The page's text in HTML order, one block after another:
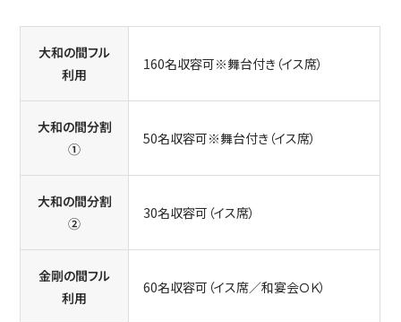
大和の間フル
利用
160名収容可※舞台付き（イス席）
大和の間分割
①
50名収容可※舞台付き（イス席）
大和の間分割
②
30名収容可（イス席）
金剛の間フル
利用
60名収容可（イス席／和宴会ＯＫ）